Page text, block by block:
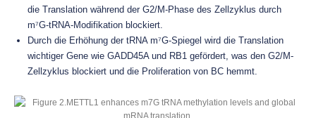
die Translation während der G2/M-Phase des Zellzyklus durch
m⁷G-tRNA-Modifikation blockiert.
Durch die Erhöhung der tRNA m⁷G-Spiegel wird die Translation
wichtiger Gene wie GADD45A und RB1 gefördert, was den G2/M-
Zellzyklus blockiert und die Proliferation von BC hemmt.